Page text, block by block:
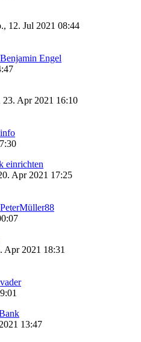
12. Jul 2021 08:44
Benjamin Engel
23. Apr 2021 16:10
info
einrichten
Apr 2021 17:25
PeterMüller88
Apr 2021 18:31
vader
13:47